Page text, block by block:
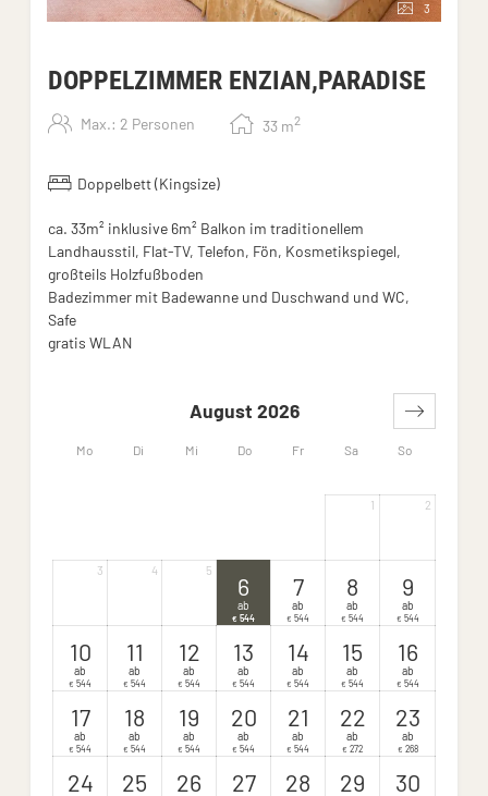
3
DOPPELZIMMER ENZIAN,PARADISE
Max.: 2 Personen 33 m2
Doppelbett (Kingsize)
ca. 33m² inklusive 6m² Balkon im traditionellem
Landhausstil, Flat-TV, Telefon, Fön, Kosmetikspiegel,
großteils Holzfußboden
Badezimmer mit Badewanne und Duschwand und WC,
Safe
gratis WLAN
Mo Di Mi Do Fr Sa So
August 2026
1 2
3 4 5
6
ab
€ 544
7
ab
€ 544
8
ab
€ 544
9
ab
€ 544
10
ab
€ 544
11
ab
€ 544
12
ab
€ 544
13
ab
€ 544
14
ab
€ 544
15
ab
€ 544
16
ab
€ 544
17
ab
€ 544
18
ab
€ 544
19
ab
€ 544
20
ab
€ 544
21
ab
€ 544
22
ab
€ 272
23
ab
€ 268
24 25 26 27 28 29 30